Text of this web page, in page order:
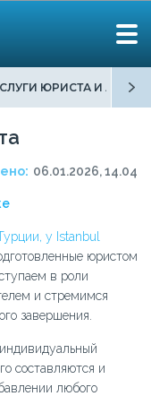
ЮРИСТА И
06.01.2026, 14.04
у Istanbul
юристом
в роли
и стремимся
завершения.
составляются и
любого